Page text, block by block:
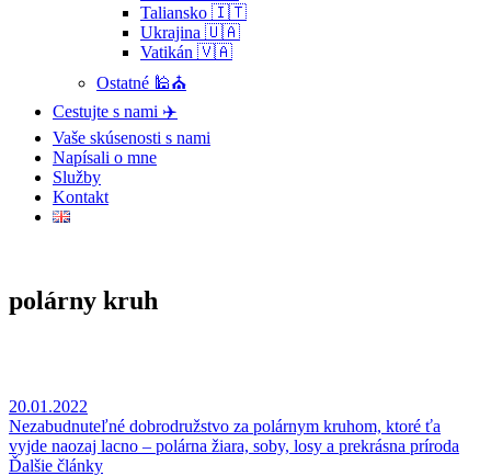
Taliansko 🇮🇹
Ukrajina 🇺🇦
Vatikán 🇻🇦
Ostatné 🕌⛪
Cestujte s nami ✈️
Vaše skúsenosti s nami
Napísali o mne
Služby
Kontakt
polárny kruh
20.01.2022
Nezabudnuteľné dobrodružstvo za polárnym kruhom, ktoré ťa
vyjde naozaj lacno – polárna žiara, soby, losy a prekrásna príroda
Ďalšie články